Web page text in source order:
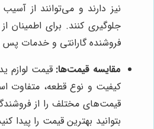
نیز دارند و می‌توانند از
جلوگیری کنند. برای اطمینان
فروشنده گارانتی و خدمات پس
مقایسه قیمت‌ها: قیمت لوازم
کیفیت و نوع قطعه، متفاوت
قیمت‌های مختلف را از
بتوانید بهترین قیمت را پیدا